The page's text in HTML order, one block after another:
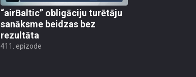
“airBaltic” obligāciju turētāju
sanāksme beidzas bez
rezultāta
411. epizode